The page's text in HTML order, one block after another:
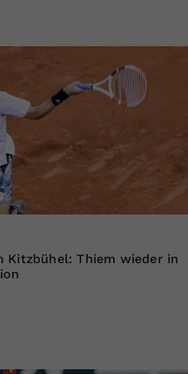
Kitzbühel: Thiem wieder in